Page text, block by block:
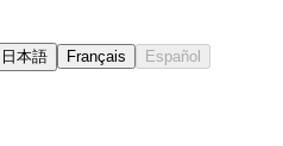
日本語 Français
Español